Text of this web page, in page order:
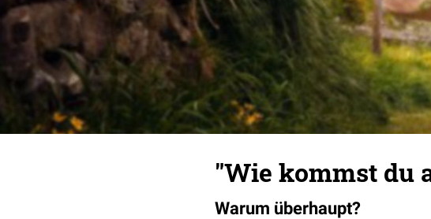
"Wie kommst du
Warum überhaupt?